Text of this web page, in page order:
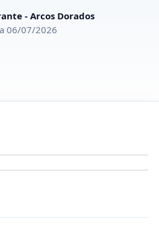
- Arcos Dorados
06/07/2026